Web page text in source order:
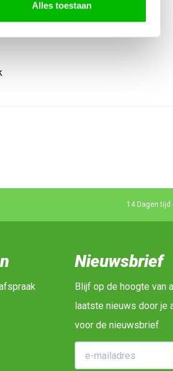
Alles toestaan
14 Dagen
Nieuwsbrief
Blijf op de hoogte van
laatste nieuws door je
voor de nieuwsbrief.